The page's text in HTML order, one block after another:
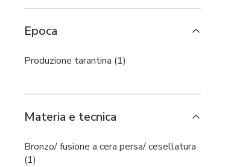
Epoca
Produzione tarantina (1)
Materia e tecnica
Bronzo/ fusione a cera persa/ cesellatura
(1)